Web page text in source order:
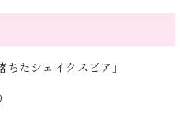
たシェイクスピア」